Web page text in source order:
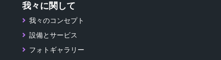
我々に関して
我々のコンセプト
設備とサービス
フォトギャラリー